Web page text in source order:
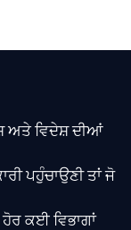
ਅਤੇ ਵਿਦੇਸ਼ ਦੀਆਂ
ਪਹੁੰਚਾਉਣੀ ਤਾਂ ਜੋ
ਕਈ ਵਿਭਾਗਾਂ